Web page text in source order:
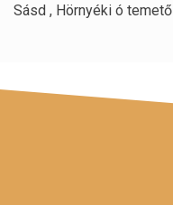
Sásd , Hörnyéki ó temető